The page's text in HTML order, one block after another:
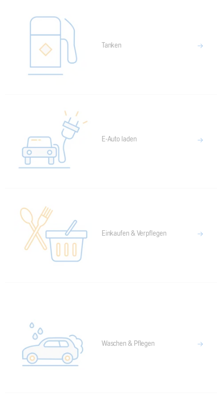
Tanken
E-Auto laden
Einkaufen & Verpflegen
Waschen & Pflegen